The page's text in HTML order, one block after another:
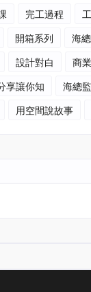
完工過程
開箱系列
海
設計對白
商
享讓你知
海總監
用空間說故事